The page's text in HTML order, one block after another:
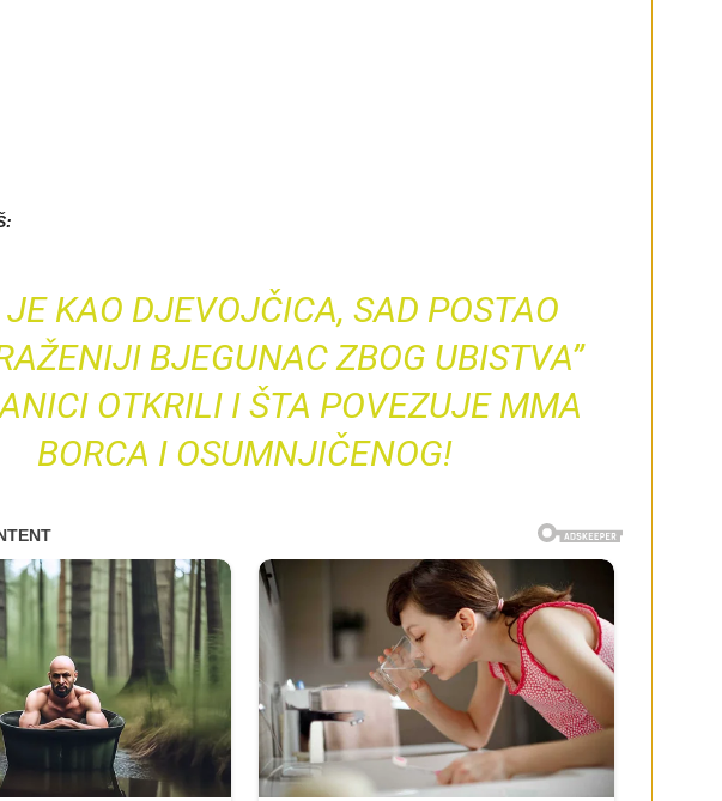
JE KAO DJEVOJČICA, SAD POSTAO
BJEGUNAC ZBOG UBISTVA”
OTKRILI I ŠTA POVEZUJE MMA
BORCA I OSUMNJIČENOG!